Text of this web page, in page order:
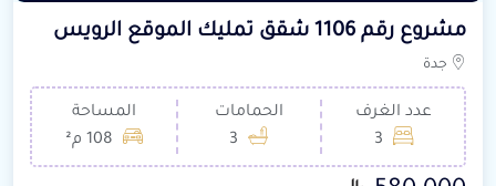
مشروع رقم 1106 شقق تمليك الموقع الرويس
جدة
عدد الغرف
3
الحمامات
3
المساحة
108 م²